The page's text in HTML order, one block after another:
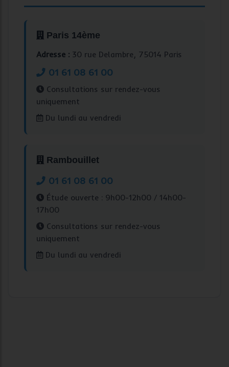
Paris 14ème
Adresse : 30 rue Delambre, 75014 Paris
01 61 08 61 00
Consultations sur rendez-vous
uniquement
Du lundi au vendredi
Rambouillet
01 61 08 61 00
Étude ouverte : 9h00-12h00 / 14h00-
17h00
Consultations sur rendez-vous
uniquement
Du lundi au vendredi